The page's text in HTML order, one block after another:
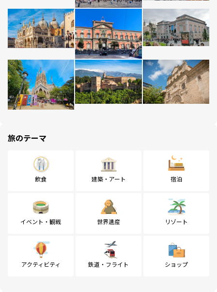
旅のテーマ
飲食 建築・アート 宿泊
イベント・観戦 世界遺産 リゾート
アクティビティ 鉄道・フライト ショップ